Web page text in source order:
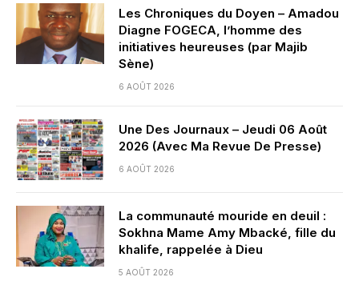
Les Chroniques du Doyen – Amadou
Diagne FOGECA, l’homme des
initiatives heureuses (par Majib
Sène)
6 AOÛT 2026
Une Des Journaux – Jeudi 06 Août
2026 (Avec Ma Revue De Presse)
6 AOÛT 2026
La communauté mouride en deuil :
Sokhna Mame Amy Mbacké, fille du
khalife, rappelée à Dieu
5 AOÛT 2026